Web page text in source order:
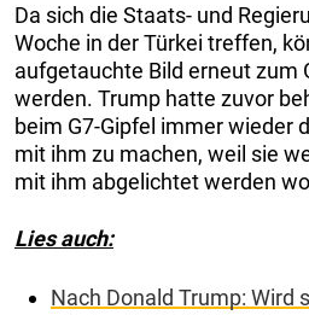
Da sich die Staats- und
Woche in der Türkei treffen,
aufgetauchte Bild erneut zum
werden. Trump hatte zuvor
beim G7-Gipfel immer wieder
mit ihm zu machen, weil sie
mit ihm abgelichtet werden
Lies auch:
Nach Donald Trump: Wird